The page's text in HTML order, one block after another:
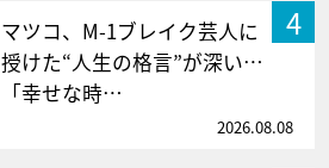
4
マツコ、M-1ブレイク芸人に
授けた“人生の格言”が深い…
「幸せな時…
2026.08.08